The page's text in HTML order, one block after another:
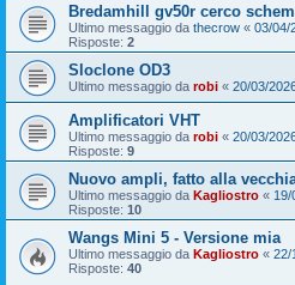
Bredamhill gv50r cerco
Ultimo messaggio da thecrow « 03/04/
Risposte: 2
Sloclone OD3
Ultimo messaggio da robi « 20/03/
Amplificatori VHT
Ultimo messaggio da robi « 20/03/
Risposte: 9
Nuovo ampli, fatto alla
Ultimo messaggio da Kagliostro « 19/
Risposte: 10
Wangs Mini 5 - Versione mia
Ultimo messaggio da Kagliostro « 22/
Risposte: 40